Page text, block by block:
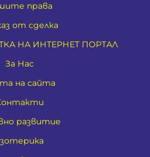
права
от сделка
НА ИНТЕРНЕТ ПОРТАЛ
За Нас
на сайта
развитие